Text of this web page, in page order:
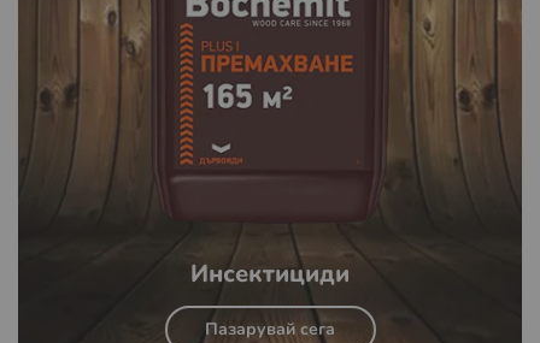
Инсектициди
Пазарувай сега